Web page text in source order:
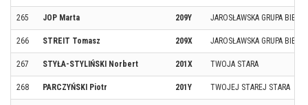
265 JOP Marta 209Y JAROSŁAWSKA GRUPA
266 STREIT Tomasz 209X JAROSŁAWSKA GRUPA
267 STYŁA-STYLIŃSKI Norbert 201X TWOJA STARA
268 PARCZYŃSKI Piotr 201Y TWOJEJ STAREJ STARA